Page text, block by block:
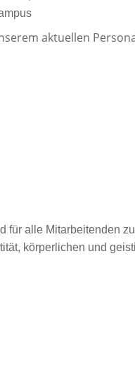
aktuellen
für alle Mitarbeitenden
körperlichen und